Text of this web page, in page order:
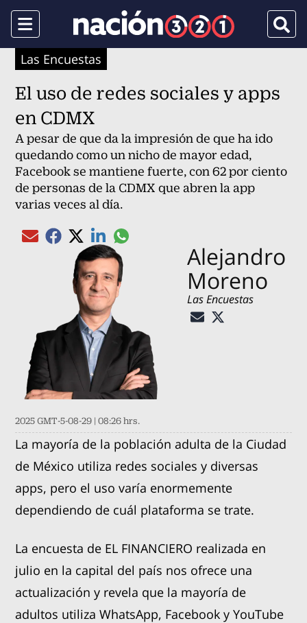
Menu
Las Encuestas
El uso de redes sociales y apps
en CDMX
A pesar de que da la impresión de que ha ido
quedando como un nicho de mayor edad,
Facebook se mantiene fuerte, con 62 por ciento
de personas de la CDMX que abren la app
varias veces al día.
Compartir el artículo actual mediante Email
Compartir el artículo actual mediante Facebook
Compartir el artículo actual mediante Twitter
Compartir el artículo actual mediante
Compartir el artículo actual mediante
Alejandro
Moreno
Las Encuestas
2025 GMT-5-08-29 | 08:26 hrs.
La mayoría de la población adulta de la Ciudad
de México utiliza redes sociales y diversas
apps, pero el uso varía enormemente
dependiendo de cuál plataforma se trate.
La encuesta de EL FINANCIERO realizada en
julio en la capital del país nos ofrece una
actualización y revela que la mayoría de
adultos utiliza WhatsApp, Facebook y YouTube